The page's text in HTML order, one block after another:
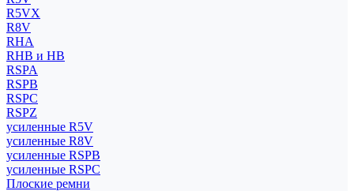
R5VX
R8V
RHA
RHB и HB
RSPA
RSPB
RSPC
RSPZ
усиленные R5V
усиленные R8V
усиленные RSPB
усиленные RSPC
Плоские ремни